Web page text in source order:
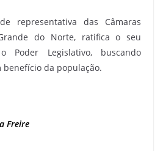
representativa das Câmaras
do Norte, ratifica o seu
Poder Legislativo, buscando
da população.
Freire